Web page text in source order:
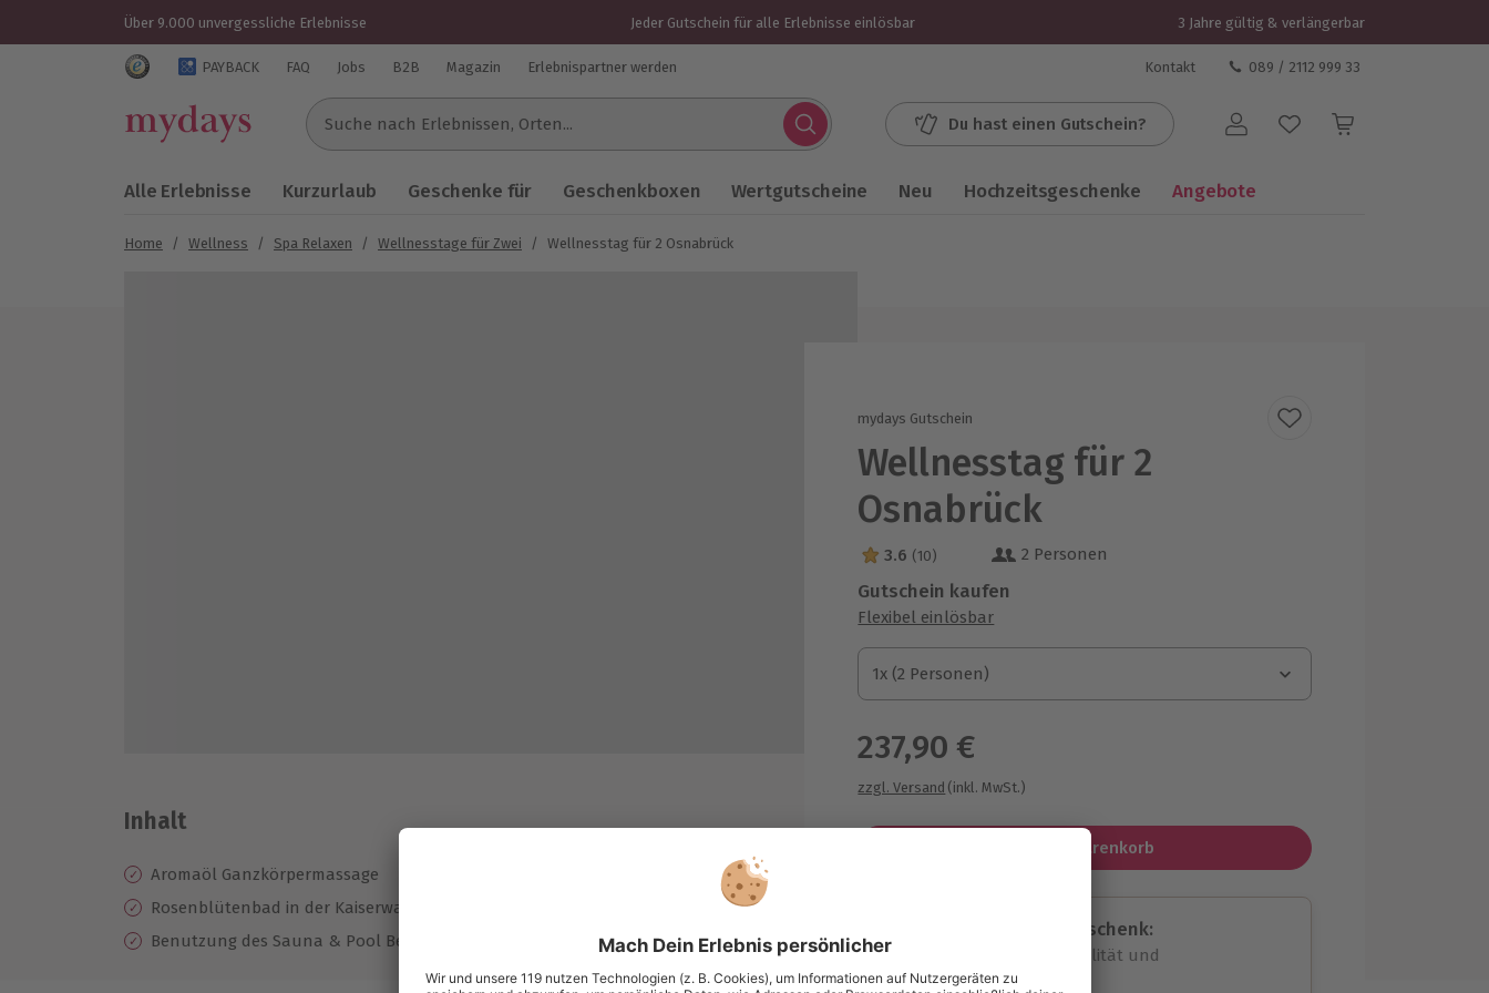
Über 9.000 unvergessliche Erlebnisse Jeder Gutschein für alle Erlebnisse einlösbar 3 Jahre gültig & verlängerbar
Trustedshops Bewertungen für mydays.de
PAYBACK FAQ Jobs B2B Magazin Erlebnispartner werden Kontakt 089 / 2112 999 33
Suche nach Erlebnissen...
Du hast einen Gutschein? Benutzerkonto
Alle Erlebnisse Kurzurlaub Geschenke für Geschenkboxen Wertgutscheine Neu Hochzeitsgeschenke Angebote
Home / Wellness / Spa Relaxen / Wellnesstage für Zwei / Wellnesstag für 2 Osnabrück
mydays Gutschein
Wellnesstag für 2
Osnabrück
3.6 Sterne von 5 aus 10 Bewertungen
3.6 (10) 2 Personen
Gutschein kaufen
Flexibel einlösbar
1x (2 Personen)
1x (2 Personen)
1x (2 Personen)
237,90 €
zzgl. Versand (inkl. MwSt.)
In den Warenkorb
Immer das passende Geschenk:
Große Auswahl, volle Flexibilität und
maximale Sicherheit
Inhalt
Aromaöl Ganzkörpermassage
Rosenblütenbad in der Kaiserwanne
Benutzung des Sauna & Pool Bereiches Ganztägig